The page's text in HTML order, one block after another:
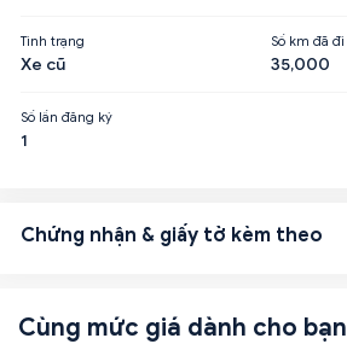
Tình trạng
Xe cũ
Số km đã đi
35,000
Số lần đăng ký
1
Chứng nhận & giấy tờ kèm theo
Cùng mức giá dành cho bạn